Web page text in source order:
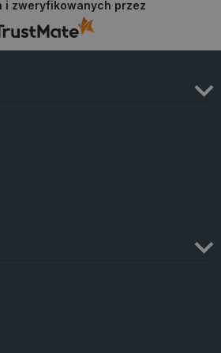
i zweryfikowanych przez